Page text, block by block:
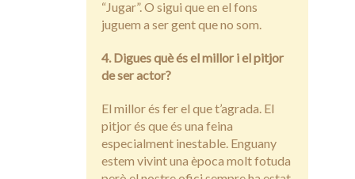
“Jugar”. O sigui que en el fons
juguem a ser gent que no som.
4. Digues què és el millor i el pitjor
de ser actor?
El millor és fer el que t’agrada. El
pitjor és que és una feina
especialment inestable. Enguany
estem vivint una època molt fotuda